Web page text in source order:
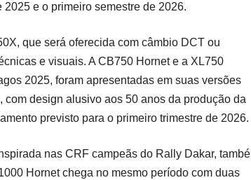
e o primeiro semestre de 2026.
que será oferecida com câmbio DCT ou
e visuais. A CB750 Hornet e a XL750
2025, foram apresentadas em suas versões
design alusivo aos 50 anos da produção da
previsto para o primeiro trimestre de 2026.
nas CRF campeãs do Rally Dakar,
Hornet chega no mesmo período com duas